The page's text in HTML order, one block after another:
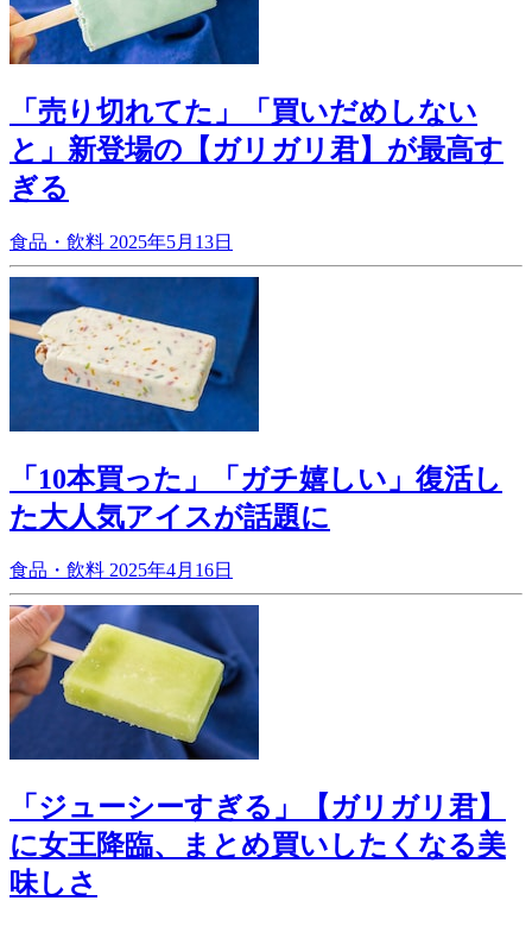
「売り切れてた」「買いだめしない
と」新登場の【ガリガリ君】が最高す
ぎる
食品・飲料 2025年5月13日
「10本買った」「ガチ嬉しい」復活し
た大人気アイスが話題に
食品・飲料 2025年4月16日
「ジューシーすぎる」【ガリガリ君】
に女王降臨、まとめ買いしたくなる美
味しさ